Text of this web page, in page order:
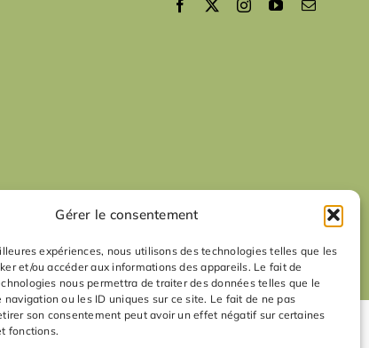
Gérer le consentement
expériences, nous utilisons des technologies telles que les
et/ou accéder aux informations des appareils. Le fait de
nous permettra de traiter des données telles que le
ou les ID uniques sur ce site. Le fait de ne pas
son consentement peut avoir un effet négatif sur certaines
fonctions.